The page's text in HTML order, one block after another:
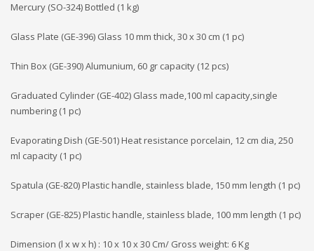
Mercury (SO-324) Bottled (1 kg)
Glass Plate (GE-396) Glass 10 mm thick, 30 x 30 cm (1 pc)
Thin Box (GE-390) Alumunium, 60 gr capacity (12 pcs)
Graduated Cylinder (GE-402) Glass made,100 ml capacity,single
numbering (1 pc)
Evaporating Dish (GE-501) Heat resistance porcelain, 12 cm dia, 250
ml capacity (1 pc)
Spatula (GE-820) Plastic handle, stainless blade, 150 mm length (1 pc)
Scraper (GE-825) Plastic handle, stainless blade, 100 mm length (1 pc)
Dimension (l x w x h) : 10 x 10 x 30 Cm/ Gross weight: 6 Kg